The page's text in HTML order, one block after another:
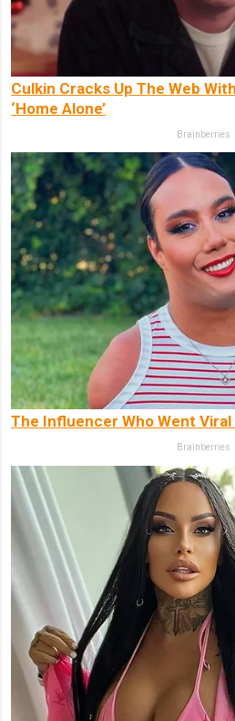
Culkin Cracks Up The Web
‘Home Alone’
Brainberries
The Influencer Who Went
Brainberries